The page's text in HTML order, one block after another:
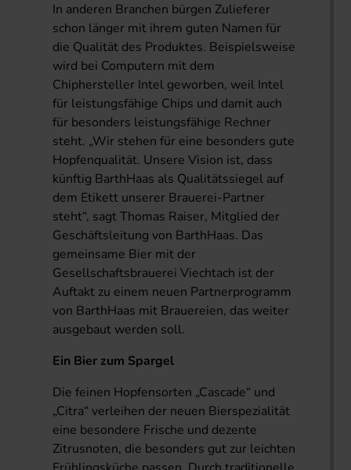
In anderen Branchen bürgen Zulieferer
schon länger mit ihrem guten Namen für
die Qualität des Produktes. Beispielsweise
wird bei Computern mit dem
Chiphersteller Intel geworben, weil Intel
für leistungsfähige Chips und damit auch
für besonders leistungsfähige Rechner
steht. „Wir stehen für eine besonders gute
Hopfenqualität. Unsere Vision ist, dass
künftig BarthHaas als Qualitätssiegel auf
dem Etikett unserer Brauerei-Partner
steht“, sagt Thomas Raiser, Mitglied der
Geschäftsleitung von BarthHaas. Das
gemeinsame Bier mit der
Gesellschaftsbrauerei Viechtach ist der
Auftakt zu einem neuen Partnerprogramm
von BarthHaas mit Brauereien, das weiter
ausgebaut werden soll.
Ein Bier zum Spargel
Die feinen Hopfensorten „Cascade“ und
„Citra“ verleihen der neuen Bierspezialität
eine besondere Frische und dezente
Zitrusnoten, die besonders gut zur leichten